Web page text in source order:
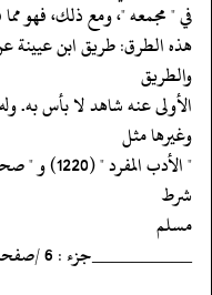
‏‏‏‏في " مجمعه "، ومع ذلك، فهو
‏‏‏‏هذه الطرق: طريق ابن عيينة
والطريق
‏‏‏‏الأولى عنه شاهد لا بأس به.
وغيرها مثل
شرط
‏‏‏‏مسلم
‏‏‏‏__________جزء : 6 /صفحہ : 1110__________